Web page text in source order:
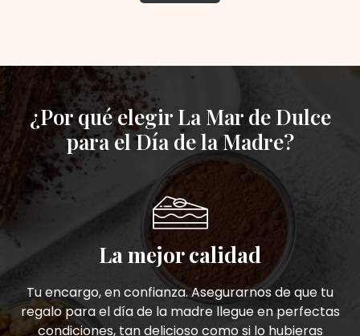
¿Por qué elegir La Mar de Dulce
para el Día de la Madre?
La mejor calidad
Tu encargo, en confianza. Asegurarnos de que tu
regalo para el día de la madre llegue en perfectas
condiciones, tan delicioso como si lo hubieras